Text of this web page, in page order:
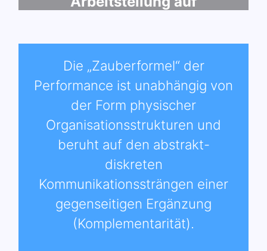
Die „Zauberformel“ der
Performance ist unabhängig von
der Form physischer
Organisationsstrukturen und
beruht auf den abstrakt-
diskreten
Kommunikationssträngen einer
gegenseitigen Ergänzung
(Komplementarität).